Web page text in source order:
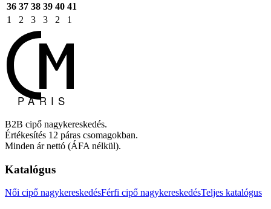
36 37 38 39 40 41
1
2 3 3 2 1
B2B cipő nagykereskedés.
Értékesítés 12 páras csomagokban.
Minden ár nettó (ÁFA nélkül).
Katalógus
Női cipő nagykereskedésFérfi cipő nagykereskedésTeljes katalógus